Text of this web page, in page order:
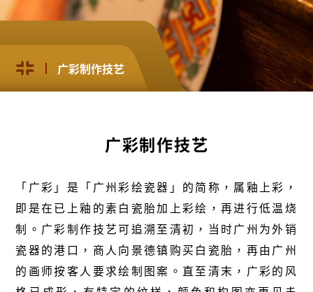
广彩制作技艺
广彩制作技艺
「广彩」是「广州彩绘瓷器」的简称，属釉上彩，
即是在已上釉的素白瓷胎加上彩绘，再进行低温烧
制。广彩制作技艺可追溯至清初，当时广州为外销
瓷器的港口，商人向景德镇购买白瓷胎，再由广州
的画师按客人要求绘制图案。直至清末，广彩的风